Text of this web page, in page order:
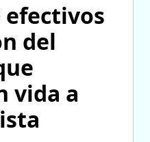
efectivos
del
vida a